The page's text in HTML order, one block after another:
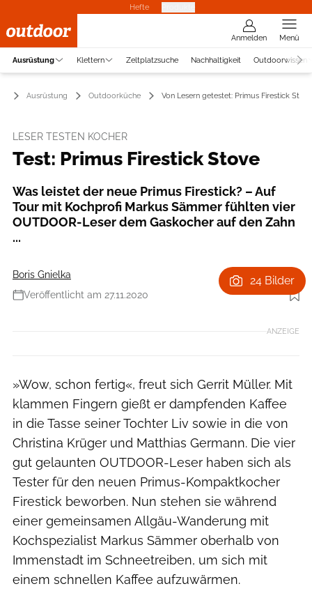
Hefte
Anmelden Menü
Ausrüstung Klettern Zeltplatzsuche Nachhaltigkeit Outdoorwissen
Ausrüstung Outdoorküche Von Lesern getestet: Primus Firestick Stove
LESER TESTEN KOCHER
Test: Primus Firestick Stove
Was leistet der neue Primus Firestick? – Auf
Tour mit Kochprofi Markus Sämmer fühlten vier
OUTDOOR-Leser dem Gaskocher auf den Zahn
...
Boris Gnielka
Veröffentlicht am 27.11.2020
Foto: Boris Gnielka
24 Bilder
ANZEIGE
»Wow, schon fertig«, freut sich Gerrit Müller. Mit
klammen Fingern gießt er dampfenden Kaffee
in die Tasse seiner Tochter Liv sowie in die von
Christina Krüger und Matthias Germann. Die vier
gut gelaunten OUTDOOR-Leser haben sich als
Tester für den neuen Primus-Kompaktkocher
Firestick beworben. Nun stehen sie während
einer gemeinsamen Allgäu-Wanderung mit
Kochspezialist Markus Sämmer oberhalb von
Immenstadt im Schneetreiben, um sich mit
einem schnellen Kaffee aufzuwärmen.